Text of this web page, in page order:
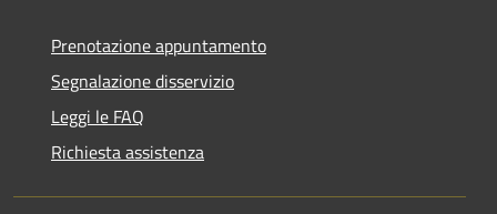
Prenotazione appuntamento
Segnalazione disservizio
Leggi le FAQ
Richiesta assistenza